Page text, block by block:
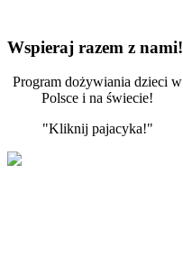
Wspieraj razem z nami!
Program dożywiania dzieci w
Polsce i na świecie!
"Kliknij pajacyka!"